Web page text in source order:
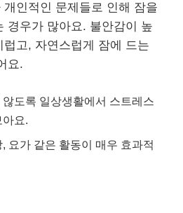
인적인 문제들로 인해 잠을
경우가 많아요. 불안감이 높
고, 자연스럽게 잠에 드는
요.
도록 일상생활에서 스트레스
요.
요가 같은 활동이 매우 효과적